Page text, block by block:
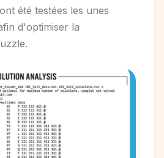
été testées les unes
d'optimiser la